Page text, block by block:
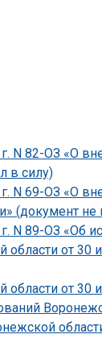
N 82-ОЗ «О
в силу)
N 69-ОЗ «О
(документ не
N 89-ОЗ «Об
области от
области от